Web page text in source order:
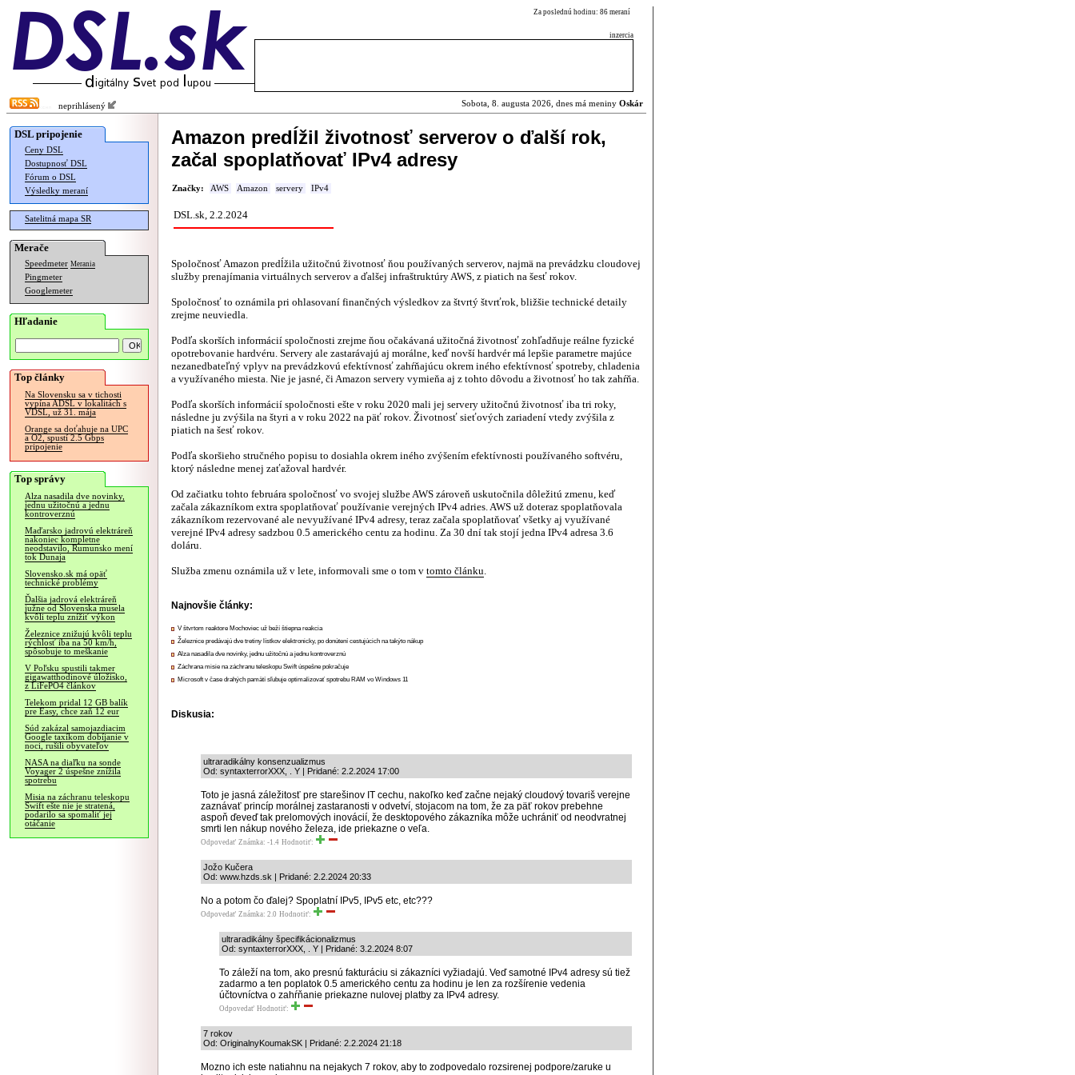
Za poslednú hodinu: 86 meraní
inzercia
neprihlásený Sobota, 8. augusta 2026, dnes má meniny Oskár
DSL pripojenie
Ceny DSL
Dostupnosť DSL
Fórum o DSL
Výsledky meraní
Satelitná mapa SR
Merače
Speedmeter Merania
Pingmeter
Googlemeter
Hľadanie
Top články
Na Slovensku sa v tichosti
vypína ADSL v lokalitách s
VDSL, už 31. mája
Orange sa doťahuje na UPC
a O2, spustí 2.5 Gbps
pripojenie
Top správy
Alza nasadila dve novinky,
jednu užitočnú a jednu
kontroverznú
Maďarsko jadrovú elektráreň
nakoniec kompletne
neodstavilo, Rumunsko mení
tok Dunaja
Slovensko.sk má opäť
technické problémy
Ďalšia jadrová elektráreň
južne od Slovenska musela
kvôli teplu znížiť výkon
Železnice znižujú kvôli teplu
rýchlosť iba na 50 km/h,
spôsobuje to meškanie
V Poľsku spustili takmer
gigawatthodinové úložisko,
z LiFePO4 článkov
Telekom pridal 12 GB balík
pre Easy, chce zaň 12 eur
Súd zakázal samojazdiacim
Google taxíkom dobíjanie v
noci, rušili obyvateľov
NASA na diaľku na sonde
Voyager 2 úspešne znížila
spotrebu
Misia na záchranu teleskopu
Swift ešte nie je stratená,
podarilo sa spomaliť jej
otáčanie
Amazon predĺžil životnosť serverov o ďalší rok,
začal spoplatňovať IPv4 adresy
Značky: AWS Amazon servery IPv4
DSL.sk, 2.2.2024
Spoločnosť Amazon predĺžila užitočnú životnosť ňou používaných serverov, najmä na prevádzku cloudovej
služby prenajímania virtuálnych serverov a ďalšej infraštruktúry AWS, z piatich na šesť rokov.
Spoločnosť to oznámila pri ohlasovaní finančných výsledkov za štvrtý štvrťrok, bližšie technické detaily
zrejme neuviedla.
Podľa skorších informácií spoločnosti zrejme ňou očakávaná užitočná životnosť zohľadňuje reálne fyzické
opotrebovanie hardvéru. Servery ale zastarávajú aj morálne, keď novší hardvér má lepšie parametre majúce
nezanedbateľný vplyv na prevádzkovú efektívnosť zahŕňajúcu okrem iného efektívnosť spotreby, chladenia
a využívaného miesta. Nie je jasné, či Amazon servery vymieňa aj z tohto dôvodu a životnosť ho tak zahŕňa.
Podľa skorších informácií spoločnosti ešte v roku 2020 mali jej servery užitočnú životnosť iba tri roky,
následne ju zvýšila na štyri a v roku 2022 na päť rokov. Životnosť sieťových zariadení vtedy zvýšila z
piatich na šesť rokov.
Podľa skoršieho stručného popisu to dosiahla okrem iného zvýšením efektívnosti používaného softvéru,
ktorý následne menej zaťažoval hardvér.
Od začiatku tohto februára spoločnosť vo svojej službe AWS zároveň uskutočnila dôležitú zmenu, keď
začala zákazníkom extra spoplatňovať používanie verejných IPv4 adries. AWS už doteraz spoplatňovala
zákazníkom rezervované ale nevyužívané IPv4 adresy, teraz začala spoplatňovať všetky aj využívané
verejné IPv4 adresy sadzbou 0.5 amerického centu za hodinu. Za 30 dní tak stojí jedna IPv4 adresa 3.6
doláru.
Služba zmenu oznámila už v lete, informovali sme o tom v tomto článku.
Najnovšie články:
V štvrtom reaktore Mochoviec už beží štiepna reakcia
Železnice predávajú dve tretiny lístkov elektronicky, po donútení cestujúcich na takýto nákup
Alza nasadila dve novinky, jednu užitočnú a jednu kontroverznú
Záchrana misie na záchranu teleskopu Swift úspešne pokračuje
Microsoft v čase drahých pamätí sľubuje optimalizovať spotrebu RAM vo Windows 11
Diskusia:
ultraradikálny konsenzualizmus
Od: syntaxterrorXXX, . Y | Pridané: 2.2.2024 17:00
Toto je jasná záležitosť pre starešinov IT cechu, nakoľko keď začne nejaký cloudový tovariš verejne
zaznávať princíp morálnej zastaranosti v odvetví, stojacom na tom, že za päť rokov prebehne
aspoň ďeveď tak prelomových inovácií, že desktopového zákazníka môže uchrániť od neodvratnej
smrti len nákup nového železa, ide priekazne o veľa.
Odpovedať Známka: -1.4 Hodnotiť:
Jožo Kučera
Od: www.hzds.sk | Pridané: 2.2.2024 20:33
No a potom čo ďalej? Spoplatní IPv5, IPv5 etc, etc???
Odpovedať Známka: 2.0 Hodnotiť:
ultraradikálny špecifikácionalizmus
Od: syntaxterrorXXX, . Y | Pridané: 3.2.2024 8:07
To záleží na tom, ako presnú fakturáciu si zákazníci vyžiadajú. Veď samotné IPv4 adresy sú tiež
zadarmo a ten poplatok 0.5 amerického centu za hodinu je len za rozšírenie vedenia
účtovníctva o zahŕňanie priekazne nulovej platby za IPv4 adresy.
Odpovedať Hodnotiť:
7 rokov
Od: OriginalnyKoumakSK | Pridané: 2.2.2024 21:18
Mozno ich este natiahnu na nejakych 7 rokov, aby to zodpovedalo rozsirenej podpore/zaruke u